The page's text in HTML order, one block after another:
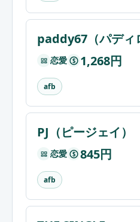
paddy67（パディ
恋愛 $ 1,268円
afb
PJ（ピージェイ）
恋愛 $ 845円
afb